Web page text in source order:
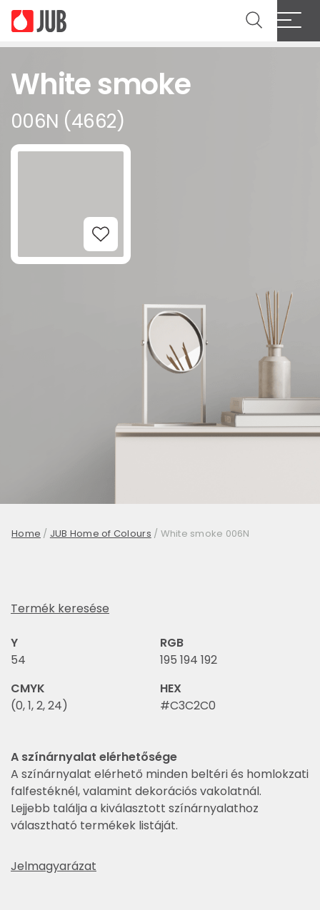
White smoke
006N (4662)
Add to Wishlist
Home / JUB Home of Colours / White smoke 006N
Termék keresése
Y
54
RGB
195 194 192
CMYK
(0, 1, 2, 24)
HEX
#C3C2C0
A színárnyalat elérhetősége
A színárnyalat elérhető minden beltéri és homlokzati
falfestéknél, valamint dekorációs vakolatnál.
Lejjebb találja a kiválasztott színárnyalathoz
választható termékek listáját.
Jelmagyarázat